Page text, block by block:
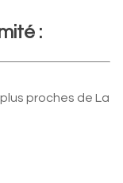
:
proches de La